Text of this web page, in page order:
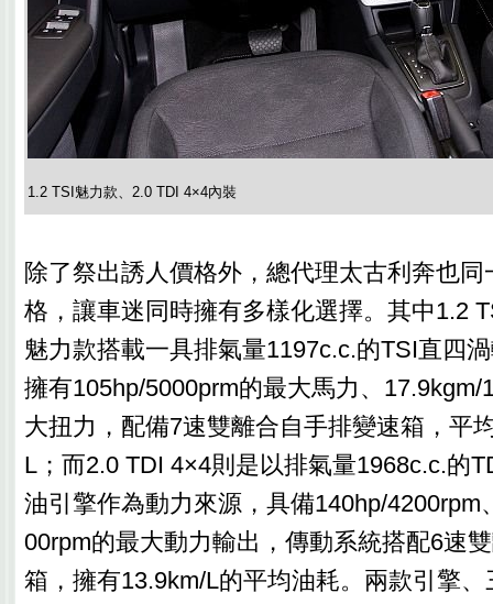
1.2 TSI魅力款、2.0 TDI 4×4內裝
除了祭出誘人價格外，總代理太古利奔也
格，讓車迷同時擁有多樣化選擇。其中1.2
魅力款搭載一具排氣量1197c.c.的TSI直四
擁有105hp/5000prm的最大馬力、17.9kgm/
大扭力，配備7速雙離合自手排變速箱，平
L；而2.0 TDI 4×4則是以排氣量1968c.c.的
油引擎作為動力來源，具備140hp/4200rpm
00rpm的最大動力輸出，傳動系統搭配6速
箱，擁有13.9km/L的平均油耗。兩款引擎